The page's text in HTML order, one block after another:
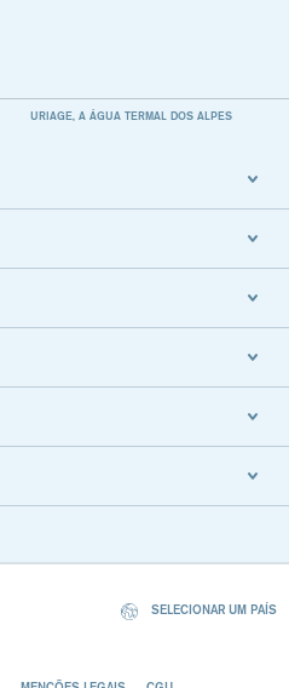
URIAGE, A ÁGUA TERMAL DOS ALPES
SELECIONAR UM PAÍS